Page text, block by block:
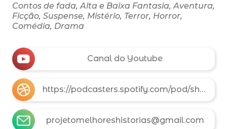
Contos de fada, Alta e Baixa Fantasia, Aventura,
Ficção, Suspense, Mistério, Terror, Horror,
Comédia, Drama
Canal do Youtube
https://podcasters.spotify.com/pod/show/melhoreshistorias
projetomelhoreshistorias@gmail.com